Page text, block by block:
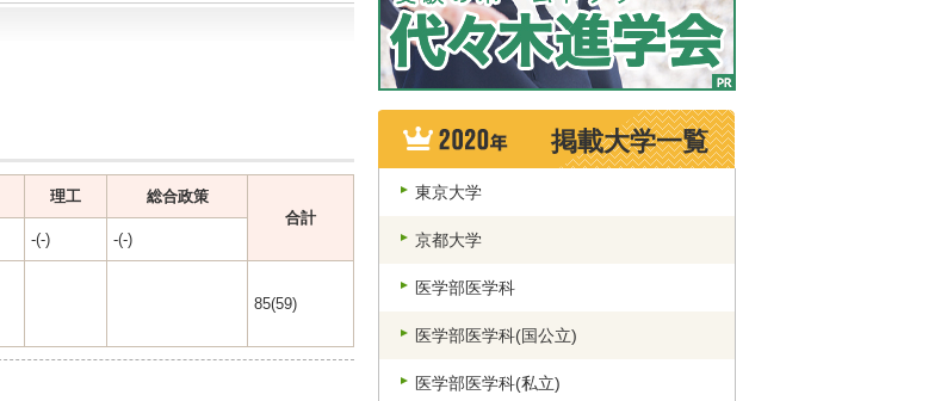
理工
総合政策
合計
-(-) -(-)
85(59)
掲載大学一覧
東京大学
京都大学
医学部医学科
医学部医学科(国公立)
医学部医学科(私立)